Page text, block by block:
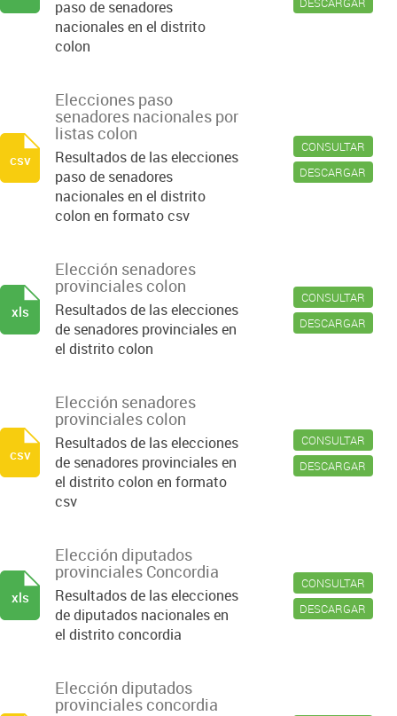
paso de senadores
nacionales en el distrito
colon
CONSULTAR
DESCARGAR
Elecciones paso
senadores nacionales por
listas colon
Resultados de las elecciones
paso de senadores
nacionales en el distrito
colon en formato csv
csv
CONSULTAR
DESCARGAR
Elección senadores
provinciales colon
Resultados de las elecciones
de senadores provinciales en
el distrito colon
xls
CONSULTAR
DESCARGAR
Elección senadores
provinciales colon
Resultados de las elecciones
de senadores provinciales en
el distrito colon en formato
csv
csv
CONSULTAR
DESCARGAR
Elección diputados
provinciales Concordia
Resultados de las elecciones
de diputados nacionales en
el distrito concordia
xls
Elección diputados
provinciales concordia